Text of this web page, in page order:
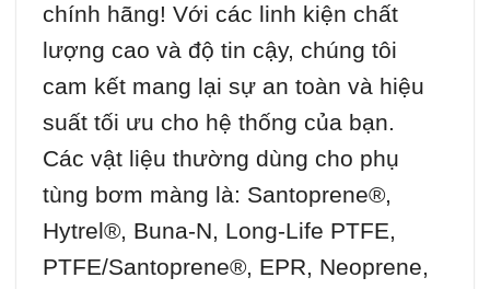
chính hãng! Với các linh kiện chất
lượng cao và độ tin cậy, chúng tôi
cam kết mang lại sự an toàn và hiệu
suất tối ưu cho hệ thống của bạn.
Các vật liệu thường dùng cho phụ
tùng bơm màng là: Santoprene®,
Hytrel®, Buna-N, Long-Life PTFE,
PTFE/Santoprene®, EPR, Neoprene,